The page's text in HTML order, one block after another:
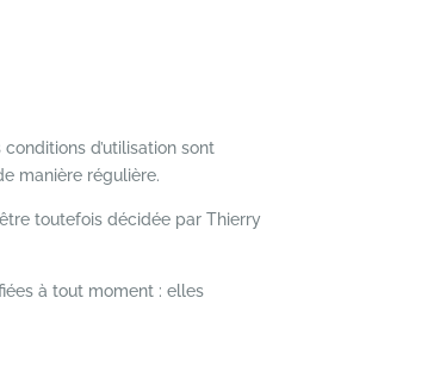
d’utilisation sont
manière régulière.
toutefois décidée par Thierry
à tout moment : elles